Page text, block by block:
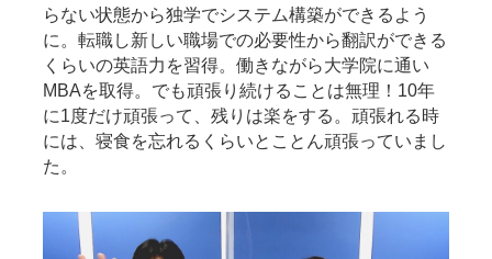
らない状態から独学でシステム構築ができるよう
に。転職し新しい職場での必要性から翻訳ができる
くらいの英語力を習得。働きながら大学院に通い
MBAを取得。でも頑張り続けることは無理！10年
に1度だけ頑張って、残りは楽をする。頑張れる時
には、寝食を忘れるくらいとことん頑張っていまし
た。